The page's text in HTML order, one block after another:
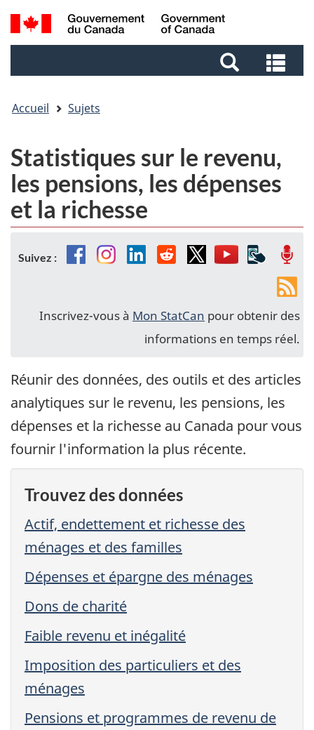
Aller
au
Aller
au
Passer
à
Recherche
et
et
Accueil Sujets
Statistiques sur le revenu,
les pensions, les dépenses
et la richesse
Suivez : FacebookInstagram
Linkedin
RedditTwitterYouTube
mobiles
Fils
de
Inscrivez-vous à Mon StatCan pour obtenir des
informations en temps réel.
Réunir des données, des outils et des articles
analytiques sur le revenu, les pensions, les
dépenses et la richesse au Canada pour vous
fournir l'information la plus récente.
Trouvez des données
Actif, endettement et richesse des
ménages et des familles
Dépenses et épargne des ménages
Dons de charité
Faible revenu et inégalité
Imposition des particuliers et des
ménages
Pensions et programmes de revenu de